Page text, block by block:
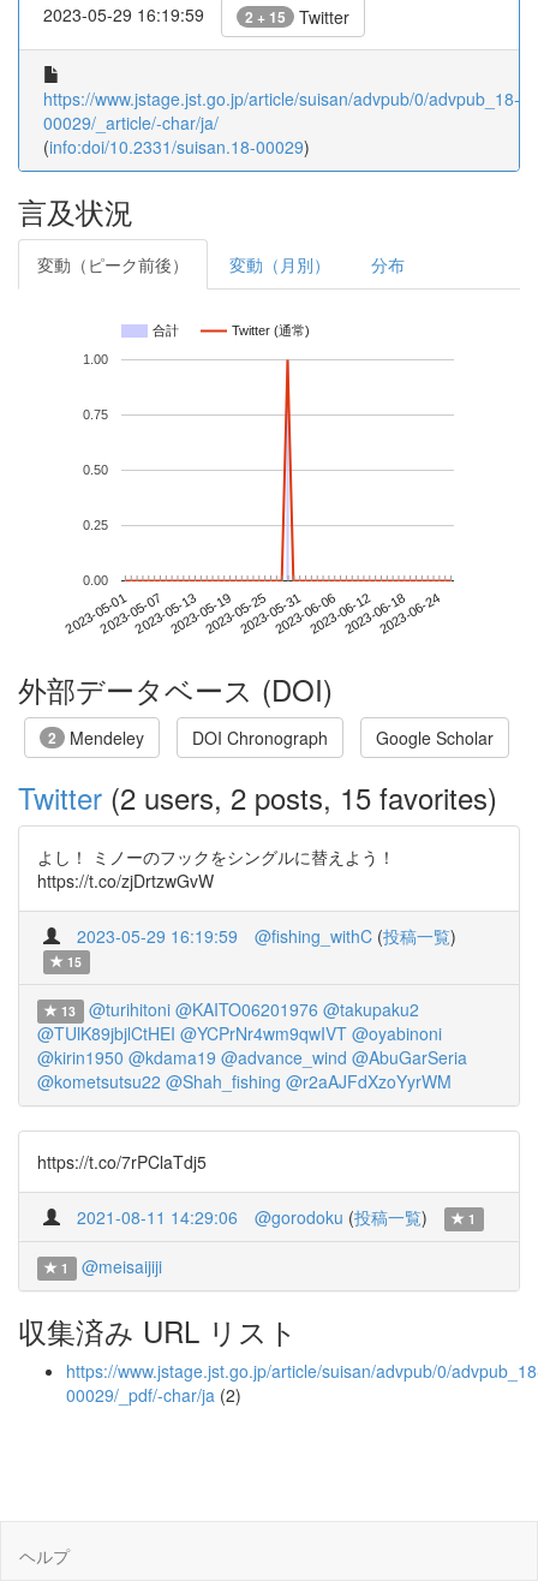
2023-05-29 16:19:59 2 + 15 Twitter
https://www.jstage.jst.go.jp/article/suisan/advpub/0/advpub_18-
00029/_article/-char/ja/
(info:doi/10.2331/suisan.18-00029)
言及状況
変動（ピーク前後） 変動（月別） 分布
合計 Twitter (通常)
2023-05-012023-05-072023-05-132023-05-192023-05-252023-05-312023-06-062023-06-122023-06-182023-06-24
0.00
0.25
0.50
0.75
1.00
外部データベース (DOI)
2 Mendeley DOI Chronograph Google Scholar
Twitter (2 users, 2 posts, 15 favorites)
よし！ ミノーのフックをシングルに替えよう！
https://t.co/zjDrtzwGvW
2023-05-29 16:19:59 @fishing_withC (投稿一覧)
15
13 @turihitoni @KAITO06201976 @takupaku2
@TUlK89jbjlCtHEI @YCPrNr4wm9qwIVT @oyabinoni
@kirin1950 @kdama19 @advance_wind @AbuGarSeria
@kometsutsu22 @Shah_fishing @r2aAJFdXzoYyrWM
https://t.co/7rPClaTdj5
2021-08-11 14:29:06 @gorodoku (投稿一覧) 1
1 @meisaijiji
収集済み URL リスト
https://www.jstage.jst.go.jp/article/suisan/advpub/0/
00029/_pdf/-char/ja (2)
ヘルプ